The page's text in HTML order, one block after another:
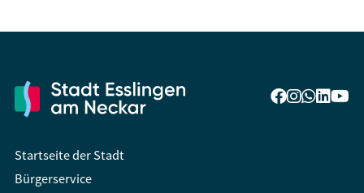
Startseite der Stadt
Bürgerservice